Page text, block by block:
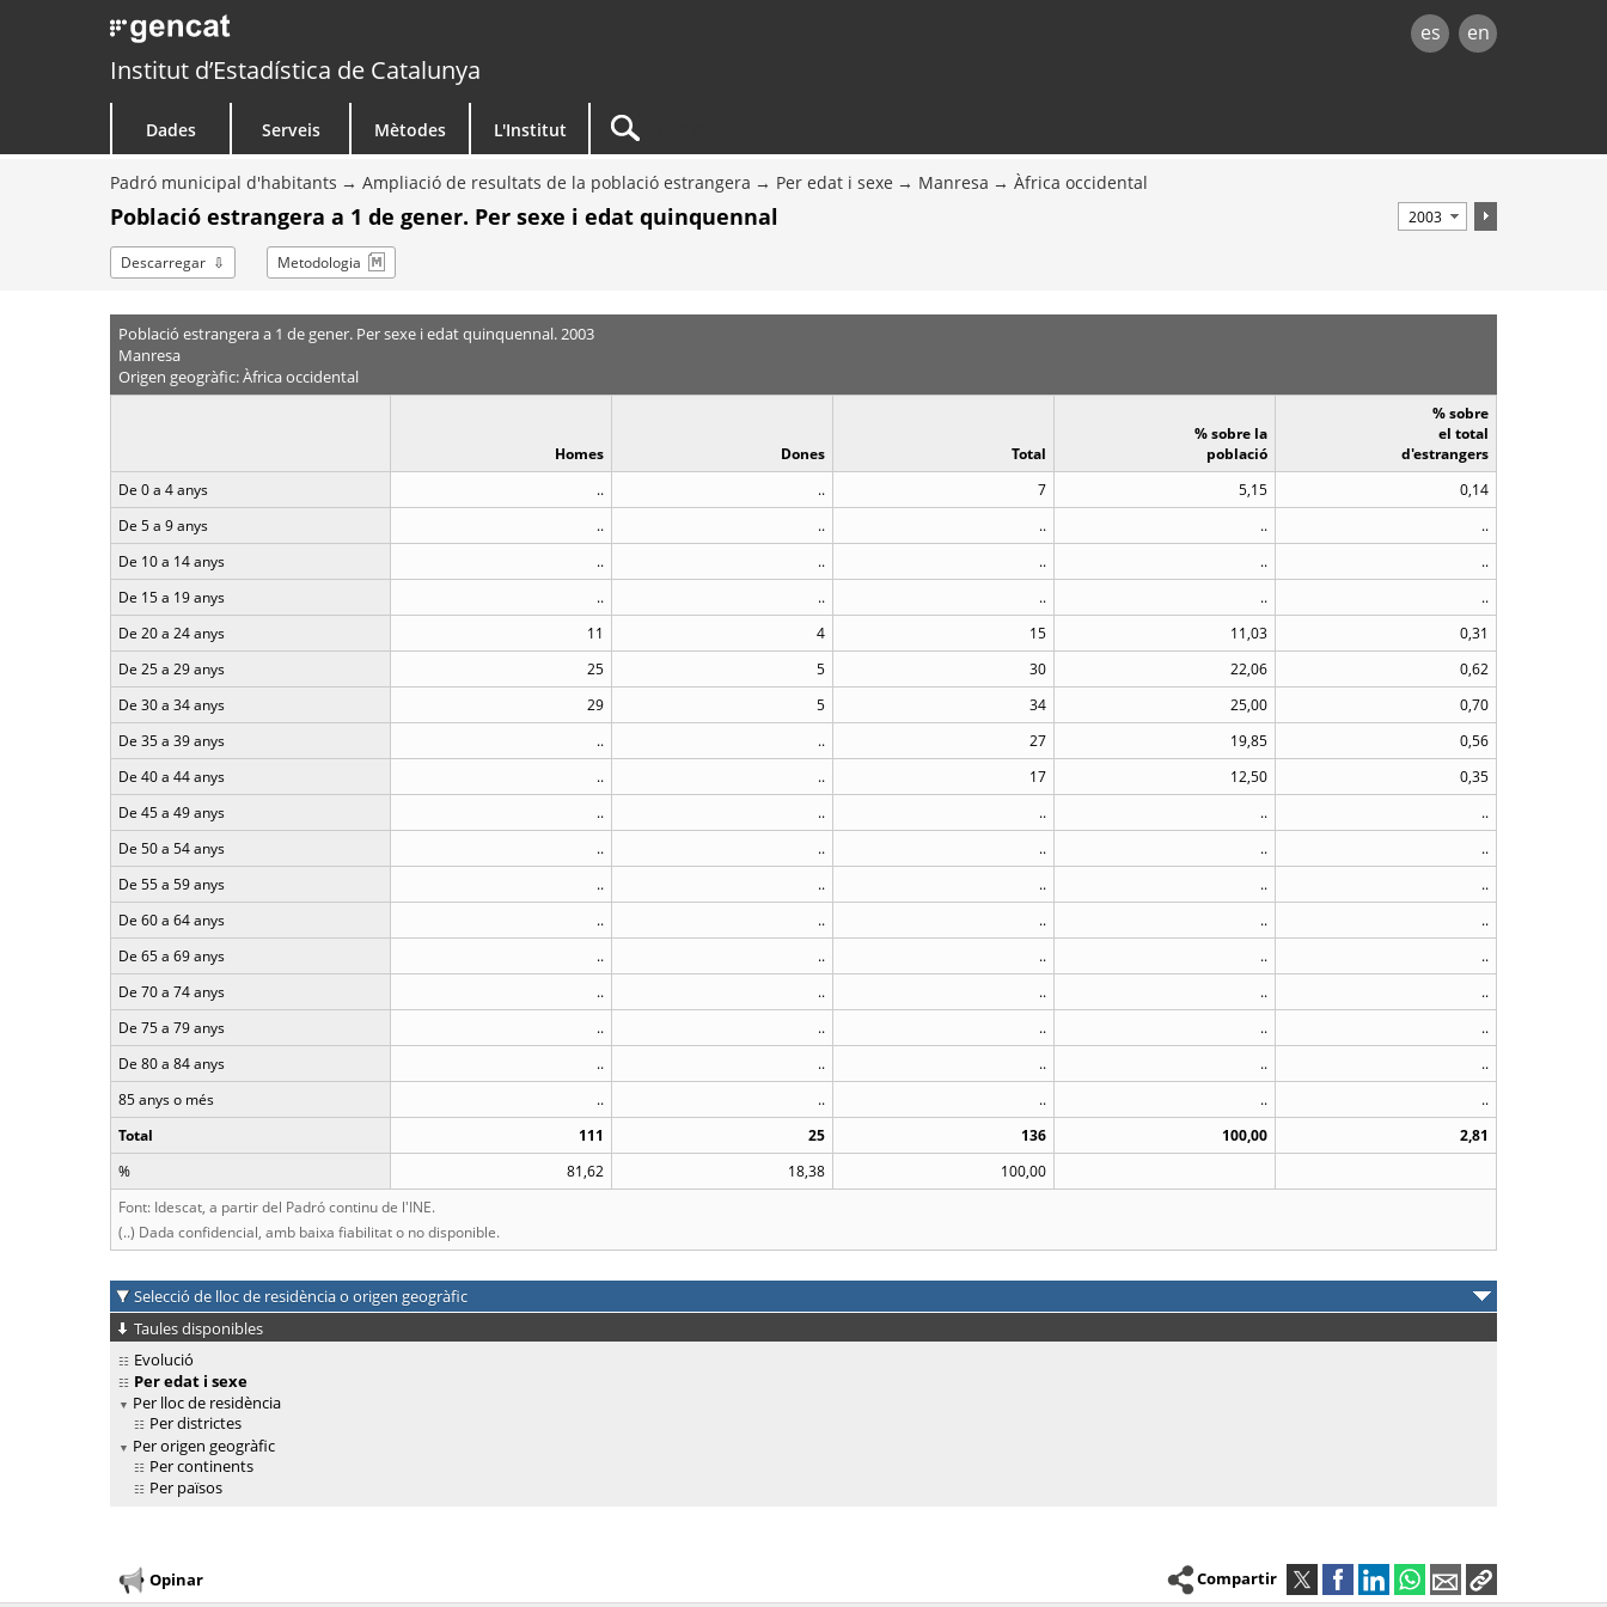
es en
Institut d’Estadística de Catalunya
Dades Serveis Mètodes L'Institut
Padró municipal d'habitants Ampliació de resultats de la població estrangera Per edat i sexe Manresa Àfrica occidental
Població estrangera a 1 de gener. Per sexe i edat quinquennal
Descarregar Metodologia
Població estrangera a 1 de gener. Per sexe i edat quinquennal. 2003
Manresa
Origen geogràfic: Àfrica occidental
Homes Dones Total
% sobre la
població
% sobre
el total
d'estrangers
De 0 a 4 anys
.. .. 7 5,15
0,14
De 5 a 9 anys
.. .. .. ..
..
De 10 a 14 anys
.. .. .. ..
..
De 15 a 19 anys
.. .. .. ..
..
De 20 a 24 anys
11 4 15 11,03
0,31
De 25 a 29 anys
25 5 30 22,06
0,62
De 30 a 34 anys
29 5 34 25,00
0,70
De 35 a 39 anys
.. .. 27 19,85
0,56
De 40 a 44 anys
.. .. 17 12,50
0,35
De 45 a 49 anys
.. .. .. ..
..
De 50 a 54 anys
.. .. .. ..
..
De 55 a 59 anys
.. .. .. ..
..
De 60 a 64 anys
.. .. .. ..
..
De 65 a 69 anys
.. .. .. ..
..
De 70 a 74 anys
.. .. .. ..
..
De 75 a 79 anys
.. .. .. ..
..
De 80 a 84 anys
.. .. .. ..
..
85 anys o més
.. .. .. ..
..
Total
111 25 136 100,00
2,81
%
81,62 18,38
100,00
Font: Idescat, a partir del Padró continu de l'INE.
(..) Dada confidencial, amb baixa fiabilitat o no disponible.
Selecció de lloc de residència o origen geogràfic
Taules disponibles
Evolució
Per edat i sexe
Per lloc de residència
Per districtes
Per origen geogràfic
Per continents
Per països
Opinar Compartir